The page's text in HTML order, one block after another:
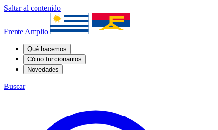
Saltar al contenido
Frente Amplio
Qué hacemos
Cómo funcionamos
Novedades
Buscar